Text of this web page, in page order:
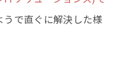
うで直ぐに解決した様